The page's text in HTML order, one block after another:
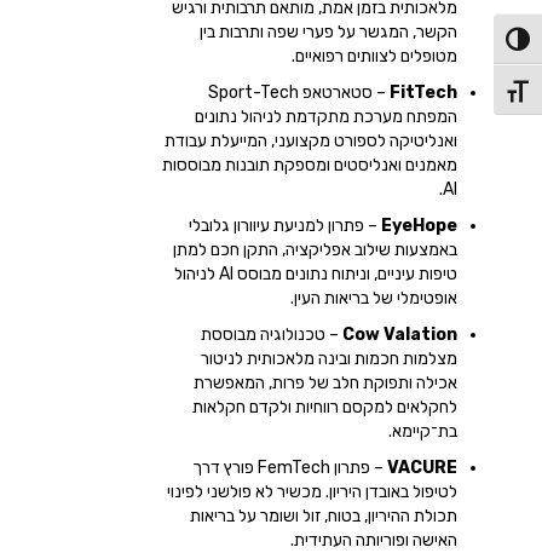
הפעל/כבה ניגודיות גבוהה
מתג גודל גופן
מלאכותית בזמן אמת, מותאם תרבותית ורגיש
הקשר, המגשר על פערי שפה ותרבות בין
מטופלים לצוותים רפואיים.
FitTech
– סטארטאפ Sport-Tech
המפתח מערכת מתקדמת לניהול נתונים
ואנליטיקה לספורט מקצועני, המייעלת עבודת
מאמנים ואנליסטים ומספקת תובנות מבוססות
AI.
EyeHope – פתרון למניעת עיוורון גלובלי
באמצעות שילוב אפליקציה, התקן חכם למתן
טיפות עיניים, וניתוח נתונים מבוסס AI לניהול
אופטימלי של בריאות העין.
Cow Valation – טכנולוגיה מבוססת
מצלמות חכמות ובינה מלאכותית לניטור
אכילה ותפוקת חלב של פרות, המאפשרת
לחקלאים למקסם רווחיות ולקדם חקלאות
בת־קיימא.
VACURE
– פתרון FemTech פורץ דרך
לטיפול באובדן היריון. מכשיר לא פולשני לפינוי
תכולת ההיריון, בטוח, זול ושומר על בריאות
האישה ופוריותה העתידית.